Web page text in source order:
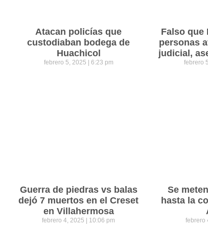
Atacan policías que
custodiaban bodega de
Huachicol
febrero 5, 2025 6:23 pm
Falso que
personas
judicial,
febrero
Guerra de piedras vs balas
dejó 7 muertos en el Creset
en Villahermosa
febrero 4, 2025 10:06 pm
Se
hasta la
febrero